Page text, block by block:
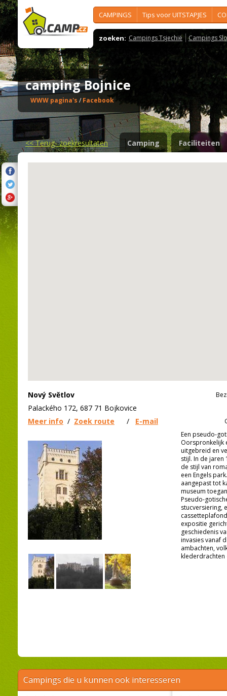
CAMPINGS Tips voor UITSTAPJES
zoeken: Campings Tsjechië Campings
camping Bojnice
WWW pagina's / Facebook
<<Terug- zoekresultaten Camping Faciliteiten
Nový Světlov
Palackého 172, 687 71 Bojkovice
Meer info / Zoek route / E-mail
Een pseudo-
Oorspronkelijk
uitgebreid en
stijl. In de jaren
de stijl van
een Engels
aangepast tot
museum
Pseudo-
stucversiering,
expositie
geschiedenis
invasies vanaf
ambachten,
klederdrachten
Campings die u kunnen ook interesseren